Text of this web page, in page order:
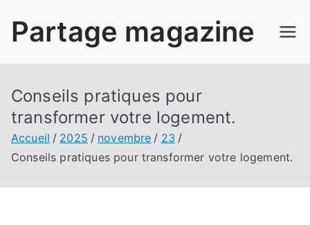
Partage magazine
Conseils pratiques pour
transformer votre logement.
Accueil 2025 novembre
23
Conseils pratiques pour transformer votre logement.